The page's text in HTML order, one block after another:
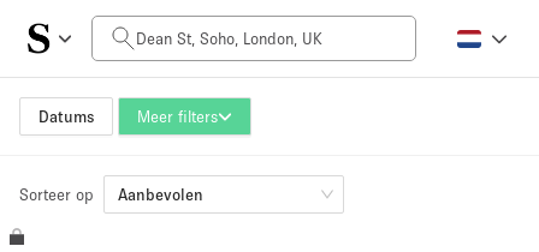
Datums Meer filters
Prijs per dag
£0
Grootte ruimte
Sorteer op Aanbevolen